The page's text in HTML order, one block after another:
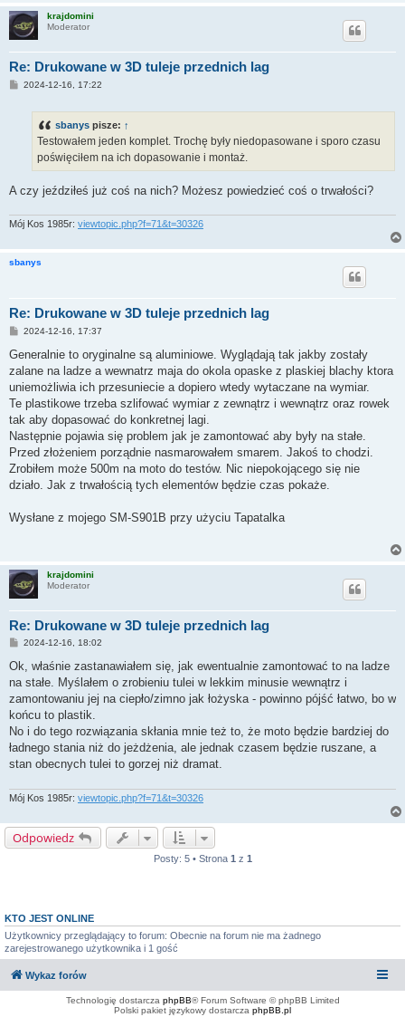
krajdomini
Moderator
Re: Drukowane w 3D tuleje przednich lag
P2024-12-16, 17:22
sbanys pisze: ↑
Testowałem jeden komplet. Trochę były niedopasowane i sporo czasu
poświęciłem na ich dopasowanie i montaż.
A czy jeździłeś już coś na nich? Możesz powiedzieć coś o trwałości?
Mój Kos 1985r: viewtopic.php?f=71&t=30326
sbanys
Re: Drukowane w 3D tuleje przednich lag
P
s
2024-12-16, 17:37
Generalnie to oryginalne są aluminiowe. Wyglądają tak jakby zostały
zalane na ladze a wewnatrz maja do okola opaske z plaskiej blachy ktora
uniemożliwia ich przesuniecie a dopiero wtedy wytaczane na wymiar.
Te plastikowe trzeba szlifować wymiar z zewnątrz i wewnątrz oraz rowek
tak aby dopasować do konkretnej lagi.
Następnie pojawia się problem jak je zamontować aby były na stałe.
Przed złożeniem porządnie nasmarowałem smarem. Jakoś to chodzi.
Zrobiłem może 500m na moto do testów. Nic niepokojącego się nie
działo. Jak z trwałością tych elementów będzie czas pokaże.
Wysłane z mojego SM-S901B przy użyciu Tapatalka
krajdomini
Moderator
Re: Drukowane w 3D tuleje przednich lag
P
s
2024-12-16, 18:02
Ok, właśnie zastanawiałem się, jak ewentualnie zamontować to na ladze
na stałe. Myślałem o zrobieniu tulei w lekkim minusie wewnątrz i
zamontowaniu jej na ciepło/zimno jak łożyska - powinno pójść łatwo, bo w
końcu to plastik.
No i do tego rozwiązania skłania mnie też to, że moto będzie bardziej do
ładnego stania niż do jeżdżenia, ale jednak czasem będzie ruszane, a
stan obecnych tulei to gorzej niż dramat.
Mój Kos 1985r: viewtopic.php?f=71&t=30326
Odpowiedz
Posty: 5 • Strona 1 z 1
KTO JEST ONLINE
Użytkownicy przeglądający to forum: Obecnie na forum nie ma żadnego
zarejestrowanego użytkownika i 1 gość
Wykaz forów
Technologię dostarcza phpBB® Forum Software © phpBB Limited
Polski pakiet językowy dostarcza phpBB.pl